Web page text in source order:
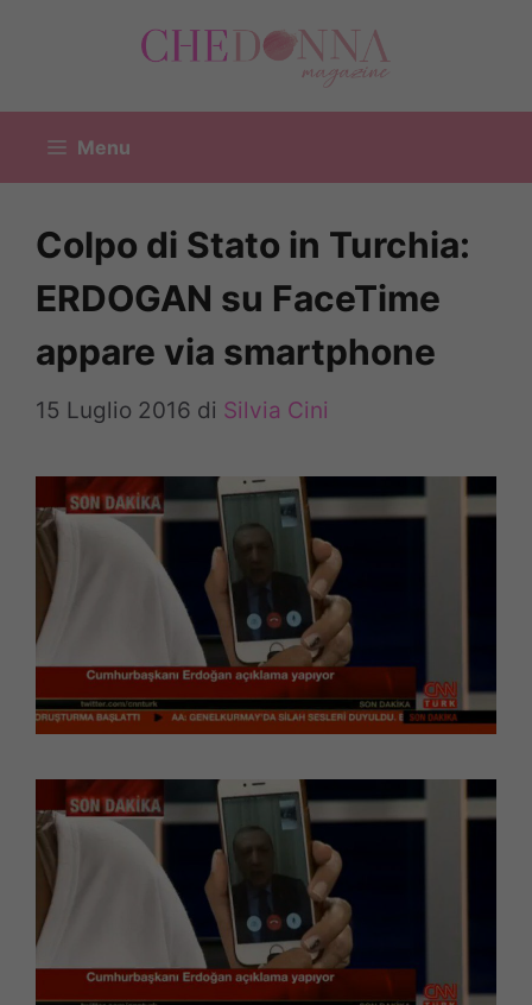
Menu
Colpo di Stato in Turchia:
ERDOGAN su FaceTime
appare via smartphone
15 Luglio 2016 di Silvia Cini